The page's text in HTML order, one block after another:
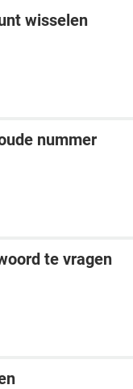
wisselen
nummer
te vragen